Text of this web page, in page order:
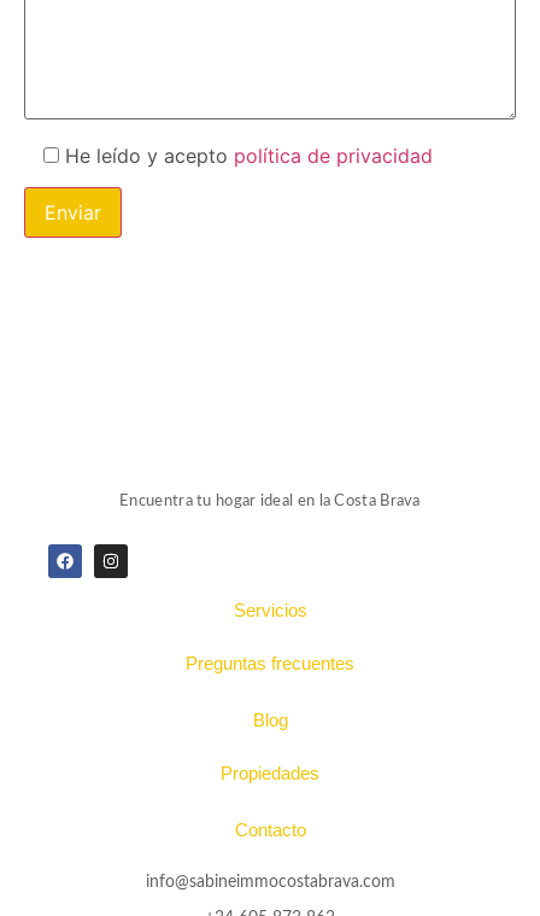
He leído y acepto política de privacidad
Encuentra tu hogar ideal en la Costa Brava
Servicios
Preguntas frecuentes
Blog
Propiedades
Contacto
info@sabineimmocostabrava.com